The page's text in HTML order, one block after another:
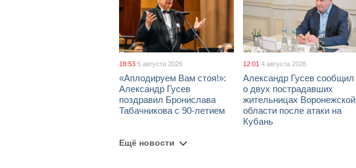
18:53 5 августа 2026
«Аплодируем Вам стоя!»:
Александр Гусев
поздравил Бронислава
Табачникова с 90-летием
12:01 4 августа 2026
Александр Гусев сообщил
о двух пострадавших
жительницах Воронежской
области после атаки на
Кубань
Ещё новости